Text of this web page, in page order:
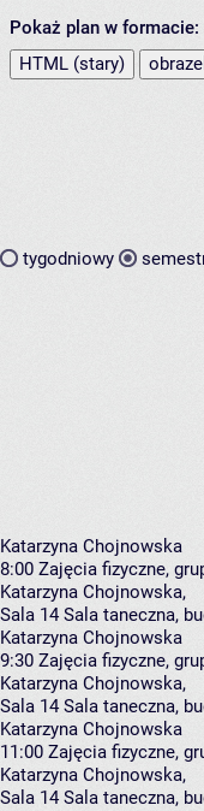
Pokaż plan w formacie:
HTML (stary)
tygodniowy
Katarzyna Chojnowska
8:00 Zajęcia fizyczne,
Katarzyna Chojnowska,
Sala 14 Sala taneczna,
Katarzyna Chojnowska
9:30 Zajęcia fizyczne,
Katarzyna Chojnowska,
Sala 14 Sala taneczna,
Katarzyna Chojnowska
11:00 Zajęcia fizyczne,
Katarzyna Chojnowska,
Sala 14 Sala taneczna,